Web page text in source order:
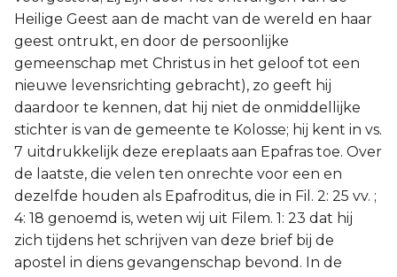
Heilige Geest aan de macht van de wereld en haar
geest ontrukt, en door de persoonlijke
gemeenschap met Christus in het geloof tot een
nieuwe levensrichting gebracht), zo geeft hij
daardoor te kennen, dat hij niet de onmiddellijke
stichter is van de gemeente te Kolosse; hij kent in vs.
7 uitdrukkelijk deze ereplaats aan Epafras toe. Over
de laatste, die velen ten onrechte voor een en
dezelfde houden als Epafroditus, die in Fil. 2: 25 vv. ;
4: 18 genoemd is, weten wij uit Filem. 1: 23 dat hij
zich tijdens het schrijven van deze brief bij de
apostel in diens gevangenschap bevond. In de